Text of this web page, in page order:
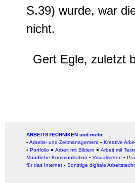
S.39) wurde, war
nicht.
Gert Egle, zuletzt
ARBEITSTECHNIKEN und mehr
▪ Arbeits- und Zeitmanagement ▪ Kreative
▪ Portfolio ● Arbeit mit Bildern ● Arbeit mit
Mündliche Kommunikation ▪ Visualisieren ▪
für das Internet ▪ Sonstige digitale